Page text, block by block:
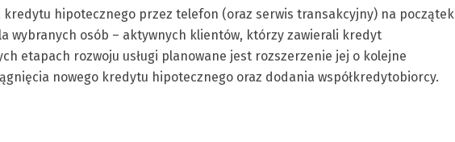
kredytu hipotecznego przez telefon (oraz serwis transakcyjny) na początek
wybranych osób – aktywnych klientów, którzy zawierali kredyt
etapach rozwoju usługi planowane jest rozszerzenie jej o kolejne
nowego kredytu hipotecznego oraz dodania współkredytobiorcy.